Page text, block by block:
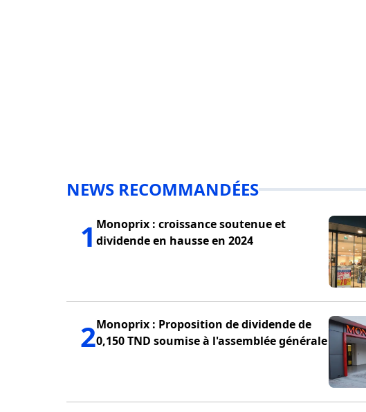
NEWS RECOMMANDÉES
1 Monoprix : croissance soutenue et
dividende en hausse en 2024
2Monoprix : Proposition de dividende de
0,150 TND soumise à l'assemblée générale